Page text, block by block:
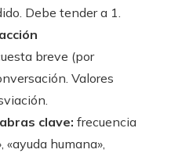
Debe tender a 1.
breve (por
Valores
clave: frecuencia
«ayuda humana»,